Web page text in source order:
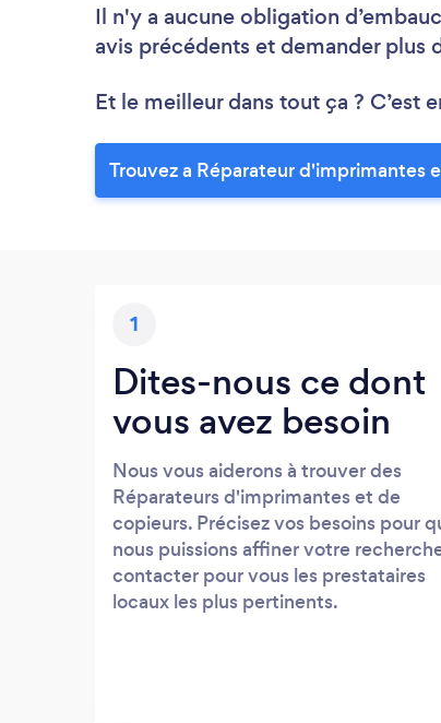
Il n'y a aucune obligation
avis précédents et demander
Et le meilleur dans tout ça ? C’est
Trouvez a Réparateur d'imprimantes
1
Dites-nous ce dont
vous avez besoin
Nous vous aiderons à trouver des
Réparateurs d'imprimantes et de
copieurs. Précisez vos besoins pour
nous puissions affiner votre
contacter pour vous les prestataires
locaux les plus pertinents.